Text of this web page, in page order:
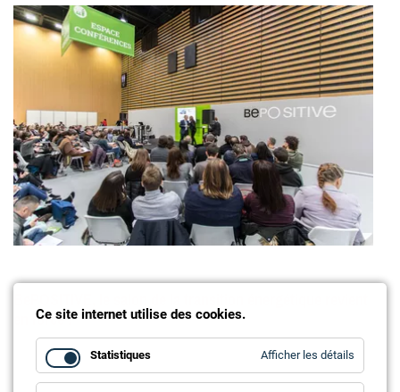
en force !
Ce site internet utilise des cookies.
Statistiques Afficher les détails